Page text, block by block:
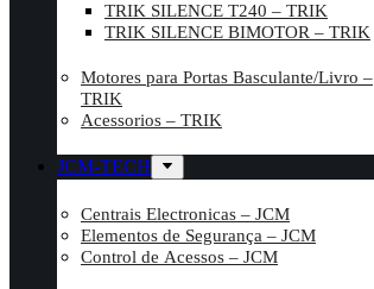
TRIK SILENCE T240 – TRIK
TRIK SILENCE BIMOTOR – TRIK
Motores para Portas Basculante/Livro –
TRIK
Acessorios – TRIK
JCM-TECH
Centrais Electronicas – JCM
Elementos de Segurança – JCM
Control de Acessos – JCM